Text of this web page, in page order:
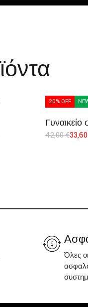
20% OFF
42,00€33,60
Όλες